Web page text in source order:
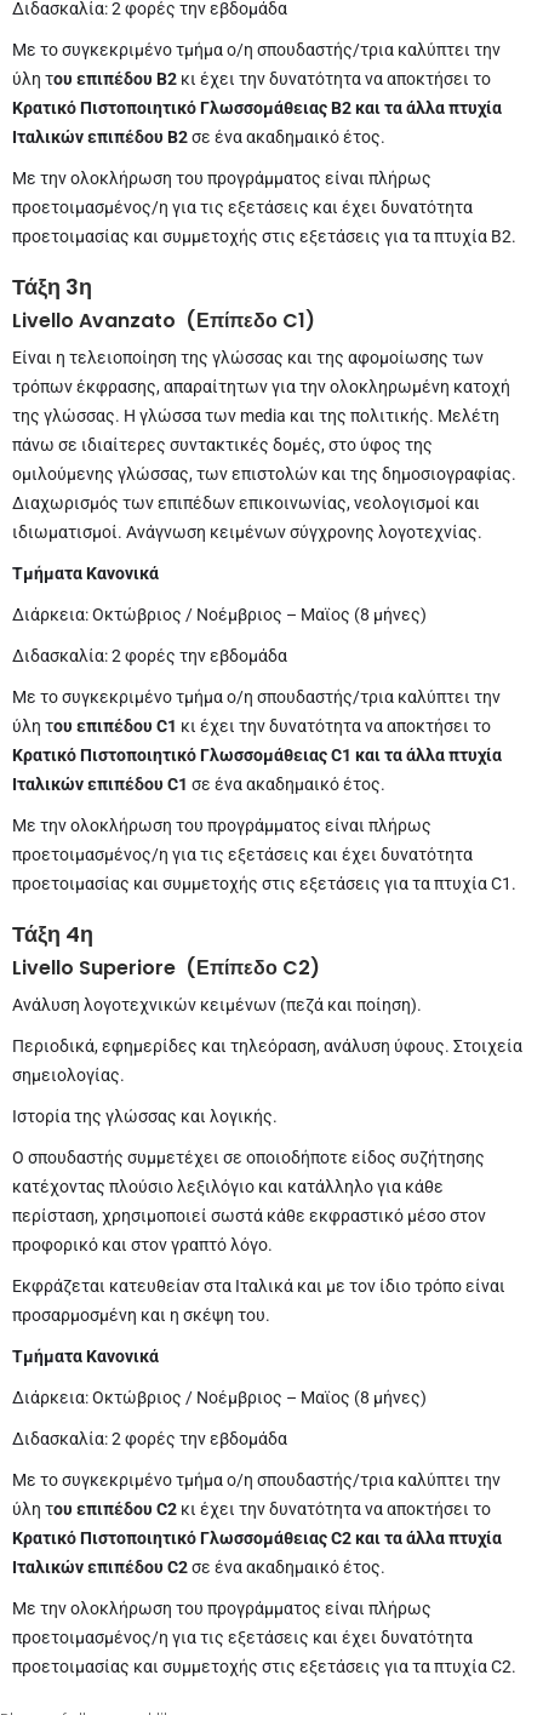
Διδασκαλία: 2 φορές την εβδομάδα
Με το συγκεκριμένο τμήμα ο/η σπουδαστής/τρια καλύπτει την
ύλη του επιπέδου Β2 κι έχει την δυνατότητα να αποκτήσει το
Κρατικό Πιστοποιητικό ΓλωσσομάθειαςΒ2 και τα άλλα πτυχία
Ιταλικών επιπέδου Β2σε ένα ακαδημαικό έτος.
Με την ολοκλήρωση του προγράμματος είναι πλήρως
προετοιμασμένος/η για τις εξετάσεις και έχει δυνατότητα
προετοιμασίας και συμμετοχής στις εξετάσεις για τα πτυχία Β2.
Τάξη 3η
Livello Avanzato (Επίπεδο C1)
Είναι η τελειοποίηση της γλώσσας και της αφομοίωσης των
τρόπων έκφρασης, απαραίτητων για την ολοκληρωμένη κατοχή
της γλώσσας. Η γλώσσα των media και της πολιτικής. Μελέτη
πάνω σε ιδιαίτερες συντακτικές δομές, στο ύφος της
ομιλούμενης γλώσσας, των επιστολών και της δημοσιογραφίας.
Διαχωρισμός των επιπέδων επικοινωνίας, νεολογισμοί και
ιδιωματισμοί. Ανάγνωση κειμένων σύγχρονης λογοτεχνίας.
Τμήματα Κανονικά
Διάρκεια: Οκτώβριος / Νοέμβριος – Μαϊος (8 μήνες)
Διδασκαλία: 2 φορές την εβδομάδα
Με το συγκεκριμένο τμήμα ο/η σπουδαστής/τρια καλύπτει την
ύλη του επιπέδου C1 κι έχει την δυνατότητα να αποκτήσει το
Κρατικό Πιστοποιητικό ΓλωσσομάθειαςC1 και τα άλλα πτυχία
Ιταλικών επιπέδου C1 σε ένα ακαδημαικό έτος.
Με την ολοκλήρωση του προγράμματος είναι πλήρως
προετοιμασμένος/η για τις εξετάσεις και έχει δυνατότητα
προετοιμασίας και συμμετοχής στις εξετάσεις για τα πτυχία C1.
Τάξη 4η
Livello Superiore (Επίπεδο C2)
Ανάλυση λογοτεχνικών κειμένων (πεζά και ποίηση).
Περιοδικά, εφημερίδες και τηλεόραση, ανάλυση ύφους. Στοιχεία
σημειολογίας.
Ιστορία της γλώσσας και λογικής.
O σπουδαστής συμμετέχει σε οποιοδήποτε είδος συζήτησης
κατέχοντας πλούσιο λεξιλόγιο και κατάλληλο για κάθε
περίσταση, χρησιμοποιεί σωστά κάθε εκφραστικό μέσο στον
προφορικό και στον γραπτό λόγο.
Εκφράζεται κατευθείαν στα Ιταλικά και με τον ίδιο τρόπο είναι
προσαρμοσμένη και η σκέψη του.
Τμήματα Κανονικά
Διάρκεια: Οκτώβριος / Νοέμβριος – Μαϊος (8 μήνες)
Διδασκαλία: 2 φορές την εβδομάδα
Με το συγκεκριμένο τμήμα ο/η σπουδαστής/τρια καλύπτει την
ύλη του επιπέδου C2 κι έχει την δυνατότητα να αποκτήσει το
Κρατικό Πιστοποιητικό ΓλωσσομάθειαςC2 και τα άλλα πτυχία
Ιταλικών επιπέδου C2σε ένα ακαδημαικό έτος.
Με την ολοκλήρωση του προγράμματος είναι πλήρως
προετοιμασμένος/η για τις εξετάσεις και έχει δυνατότητα
προετοιμασίας και συμμετοχής στις εξετάσεις για τα πτυχία C2.